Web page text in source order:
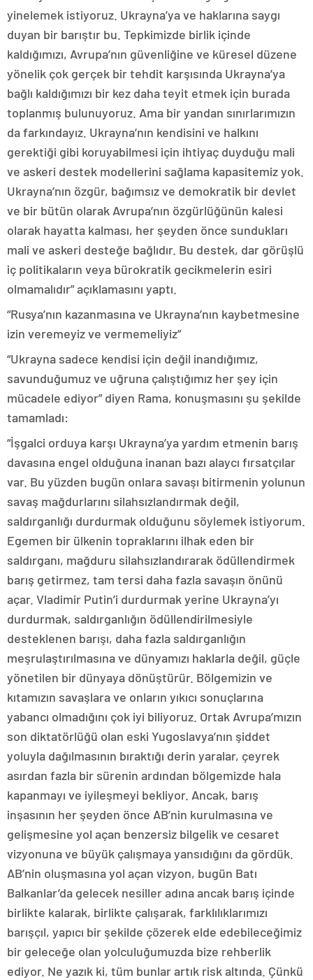
yinelemek istiyoruz. Ukrayna’ya ve haklarına saygı
duyan bir barıştır bu. Tepkimizde birlik içinde
kaldığımızı, Avrupa’nın güvenliğine ve küresel düzene
yönelik çok gerçek bir tehdit karşısında Ukrayna’ya
bağlı kaldığımızı bir kez daha teyit etmek için burada
toplanmış bulunuyoruz. Ama bir yandan sınırlarımızın
da farkındayız. Ukrayna’nın kendisini ve halkını
gerektiği gibi koruyabilmesi için ihtiyaç duyduğu mali
ve askeri destek modellerini sağlama kapasitemiz yok.
Ukrayna’nın özgür, bağımsız ve demokratik bir devlet
ve bir bütün olarak Avrupa’nın özgürlüğünün kalesi
olarak hayatta kalması, her şeyden önce sundukları
mali ve askeri desteğe bağlıdır. Bu destek, dar görüşlü
iç politikaların veya bürokratik gecikmelerin esiri
olmamalıdır” açıklamasını yaptı.
“Rusya’nın kazanmasına ve Ukrayna’nın kaybetmesine
izin veremeyiz ve vermemeliyiz”
“Ukrayna sadece kendisi için değil inandığımız,
savunduğumuz ve uğruna çalıştığımız her şey için
mücadele ediyor” diyen Rama, konuşmasını şu şekilde
tamamladı:
“İşgalci orduya karşı Ukrayna’ya yardım etmenin barış
davasına engel olduğuna inanan bazı alaycı fırsatçılar
var. Bu yüzden bugün onlara savaşı bitirmenin yolunun
savaş mağdurlarını silahsızlandırmak değil,
saldırganlığı durdurmak olduğunu söylemek istiyorum.
Egemen bir ülkenin topraklarını ilhak eden bir
saldırganı, mağduru silahsızlandırarak ödüllendirmek
barış getirmez, tam tersi daha fazla savaşın önünü
açar. Vladimir Putin’i durdurmak yerine Ukrayna’yı
durdurmak, saldırganlığın ödüllendirilmesiyle
desteklenen barışı, daha fazla saldırganlığın
meşrulaştırılmasına ve dünyamızı haklarla değil, güçle
yönetilen bir dünyaya dönüştürür. Bölgemizin ve
kıtamızın savaşlara ve onların yıkıcı sonuçlarına
yabancı olmadığını çok iyi biliyoruz. Ortak Avrupa’mızın
son diktatörlüğü olan eski Yugoslavya’nın şiddet
yoluyla dağılmasının bıraktığı derin yaralar, çeyrek
asırdan fazla bir sürenin ardından bölgemizde hala
kapanmayı ve iyileşmeyi bekliyor. Ancak, barış
inşasının her şeyden önce AB’nin kurulmasına ve
gelişmesine yol açan benzersiz bilgelik ve cesaret
vizyonuna ve büyük çalışmaya yansıdığını da gördük.
AB’nin oluşmasına yol açan vizyon, bugün Batı
Balkanlar’da gelecek nesiller adına ancak barış içinde
birlikte kalarak, birlikte çalışarak, farklılıklarımızı
barışçıl, yapıcı bir şekilde çözerek elde edebileceğimiz
bir geleceğe olan yolculuğumuzda bize rehberlik
ediyor. Ne yazık ki, tüm bunlar artık risk altında. Çünkü